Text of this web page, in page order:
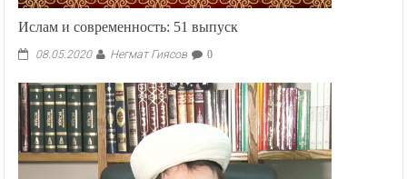
Ислам и современность: 51 выпуск
08.05.2020 Негмат Гиясов 0